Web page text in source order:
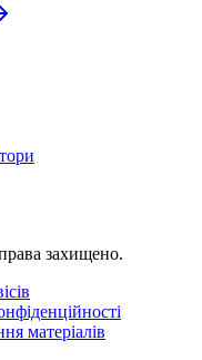
захищено.
матеріалів